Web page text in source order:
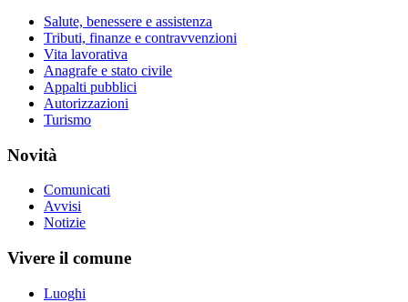
Salute, benessere e assistenza
Tributi, finanze e contravvenzioni
Vita lavorativa
Anagrafe e stato civile
Appalti pubblici
Autorizzazioni
Turismo
Novità
Comunicati
Avvisi
Notizie
Vivere il comune
Luoghi